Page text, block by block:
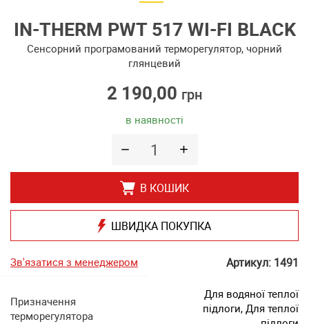
IN-THERM PWT 517 WI-FI BLACK
Сенсорний програмований терморегулятор, чорний
глянцевий
2 190,00 грн
в наявності
В КОШИК
ШВИДКА ПОКУПКА
Зв'язатися з менеджером Артикул: 1491
Призначення
терморегулятора
Для водяної теплої
підлоги, Для теплої